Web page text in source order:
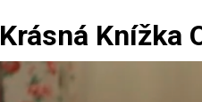
Krásná Knížka